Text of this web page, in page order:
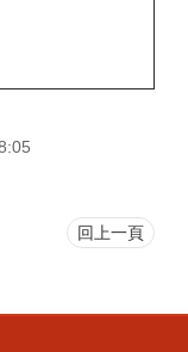
回上一頁